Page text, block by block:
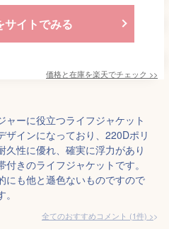
サイトでみる
価格と在庫を楽天でチェック >>
ーに役立つライフジャケット
ザインになっており、220Dポリ
久性に優れ、確実に浮力があり
きのライフジャケットです。
にも他と遜色ないものですので
全てのおすすめコメント (1件) >